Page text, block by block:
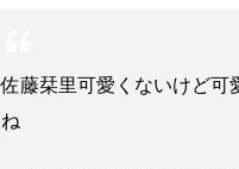
佐藤栞里可愛くないけど可
ね